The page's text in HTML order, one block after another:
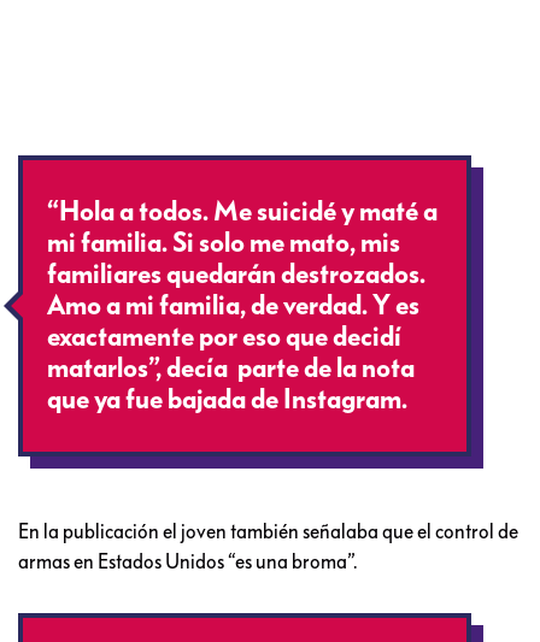
“Hola a todos. Me suicidé y maté a
mi familia. Si solo me mato, mis
familiares quedarán destrozados.
Amo a mi familia, de verdad. Y es
exactamente por eso que decidí
matarlos”, decía parte de la nota
que ya fue bajada de Instagram.
En la publicación el joven también señalaba que el control de
armas en Estados Unidos “es una broma”.